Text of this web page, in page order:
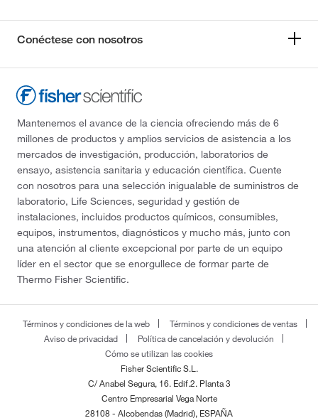
Conéctese con nosotros
Mantenemos el avance de la ciencia ofreciendo más de 6
millones de productos y amplios servicios de asistencia a los
mercados de investigación, producción, laboratorios de
ensayo, asistencia sanitaria y educación científica. Cuente
con nosotros para una selección inigualable de suministros de
laboratorio, Life Sciences, seguridad y gestión de
instalaciones, incluidos productos químicos, consumibles,
equipos, instrumentos, diagnósticos y mucho más, junto con
una atención al cliente excepcional por parte de un equipo
líder en el sector que se enorgullece de formar parte de
Thermo Fisher Scientific.
Términos y condiciones de la web
Términos y condiciones de ventas
Aviso de privacidad
Política de cancelación y devolución
Cómo se utilizan las cookies
Fisher Scientific S.L.
C/ Anabel Segura, 16. Edif.2. Planta 3
Centro Empresarial Vega Norte
28108 - Alcobendas (Madrid), ESPAÑA